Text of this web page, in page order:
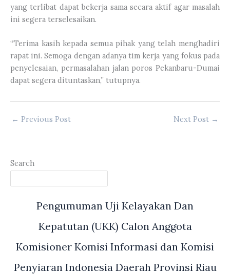
yang terlibat dapat bekerja sama secara aktif agar masalah
ini segera terselesaikan.
“Terima kasih kepada semua pihak yang telah menghadiri
rapat ini. Semoga dengan adanya tim kerja yang fokus pada
penyelesaian, permasalahan jalan poros Pekanbaru-Dumai
dapat segera dituntaskan,” tutupnya.
← Previous Post Next Post →
Search
Pengumuman Uji Kelayakan Dan
Kepatutan (UKK) Calon Anggota
Komisioner Komisi Informasi dan Komisi
Penyiaran Indonesia Daerah Provinsi Riau